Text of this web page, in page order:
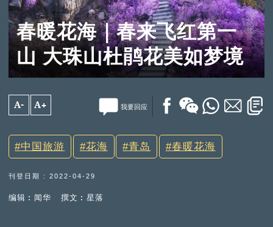
春暖花海｜春来飞红第一
山 大珠山杜鹃花美如梦境
A- A+ 我要回应
中国旅游 花海 青岛 春暖花海
刊登日期 : 2022-04-29
编辑︰闻华 撰文︰星落